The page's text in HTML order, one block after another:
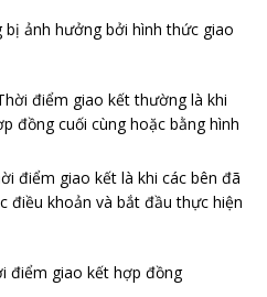
ảnh hưởng bởi hình thức giao
điểm giao kết thường là khi
đồng cuối cùng hoặc bằng hình
điểm giao kết là khi các bên đã
điều khoản và bắt đầu thực hiện
điểm giao kết hợp đồng